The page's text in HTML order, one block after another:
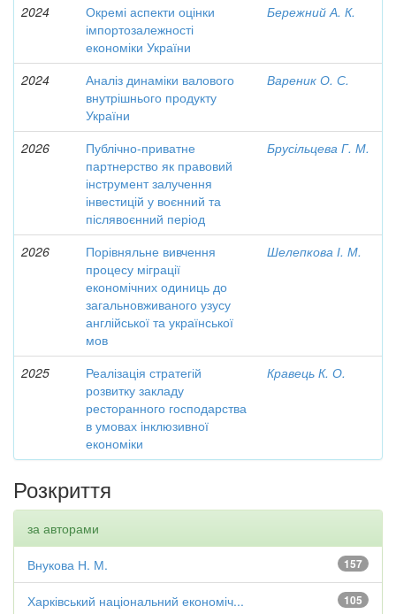
2024
Окремі аспекти оцінки
імпортозалежності
економіки України
Бережний А. К.
2024
Аналіз динаміки валового
внутрішнього продукту
України
Вареник О. С.
2026
Публічно-приватне
партнерство як правовий
інструмент залучення
інвестицій у воєнний та
післявоєнний період
Брусільцева Г. М.
2026
Порівняльне вивчення
процесу міграції
економічних одиниць до
загальновживаного узусу
англійської та української
мов
Шелепкова І. М.
2025
Реалізація стратегій
розвитку закладу
ресторанного господарства
в умовах інклюзивної
економіки
Кравець К. О.
Розкриття
за авторами
157
Внукова Н. М.
105
Харківський національний економіч...